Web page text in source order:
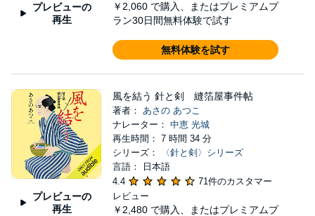
プレビューの
再生
￥2,060 で購入、またはプレミアムプ
ラン30日間無料体験で試す
無料体験を試す
プレビューの
再生
風を結う 針と剣 縫箔屋事件帖
著者： あさの あつこ
ナレーター： 中恵 光城
再生時間： 7 時間 34 分
シリーズ：
〈針と剣〉シリーズ
言語： 日本語
4.4
71件のカスタマー
レビュー
￥2,480 で購入、またはプレミアムプ